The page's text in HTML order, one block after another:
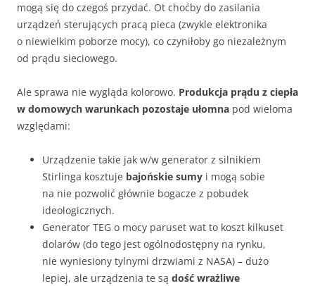
mogą się do czegoś przydać. Ot choćby do zasilania
urządzeń sterujących pracą pieca (zwykle elektronika
o niewielkim poborze mocy), co czyniłoby go niezależnym
od prądu sieciowego.
Ale sprawa nie wygląda kolorowo. Produkcja prądu z ciepła
w domowych warunkach pozostaje ułomna pod wieloma
względami:
Urządzenie takie jak w/w generator z silnikiem
Stirlinga kosztuje bajońskie sumy i mogą sobie
na nie pozwolić głównie bogacze z pobudek
ideologicznych.
Generator TEG o mocy paruset wat to koszt kilkuset
dolarów (do tego jest ogólnodostępny na rynku,
nie wyniesiony tylnymi drzwiami z NASA) – dużo
lepiej, ale urządzenia te są dość wrażliwe